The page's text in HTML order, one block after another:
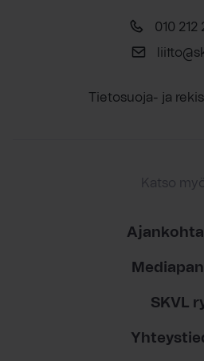
010 212
Tietosuoja- ja
Katso
SKVL